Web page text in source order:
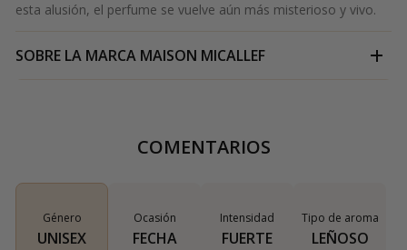
esta alusión, el perfume se vuelve aún más misterioso y vivo.
SOBRE LA MARCA MAISON MICALLEF
COMENTARIOS
Género
UNISEX
Ocasión
FECHA
Intensidad
FUERTE
Tipo de aroma
LEÑOSO